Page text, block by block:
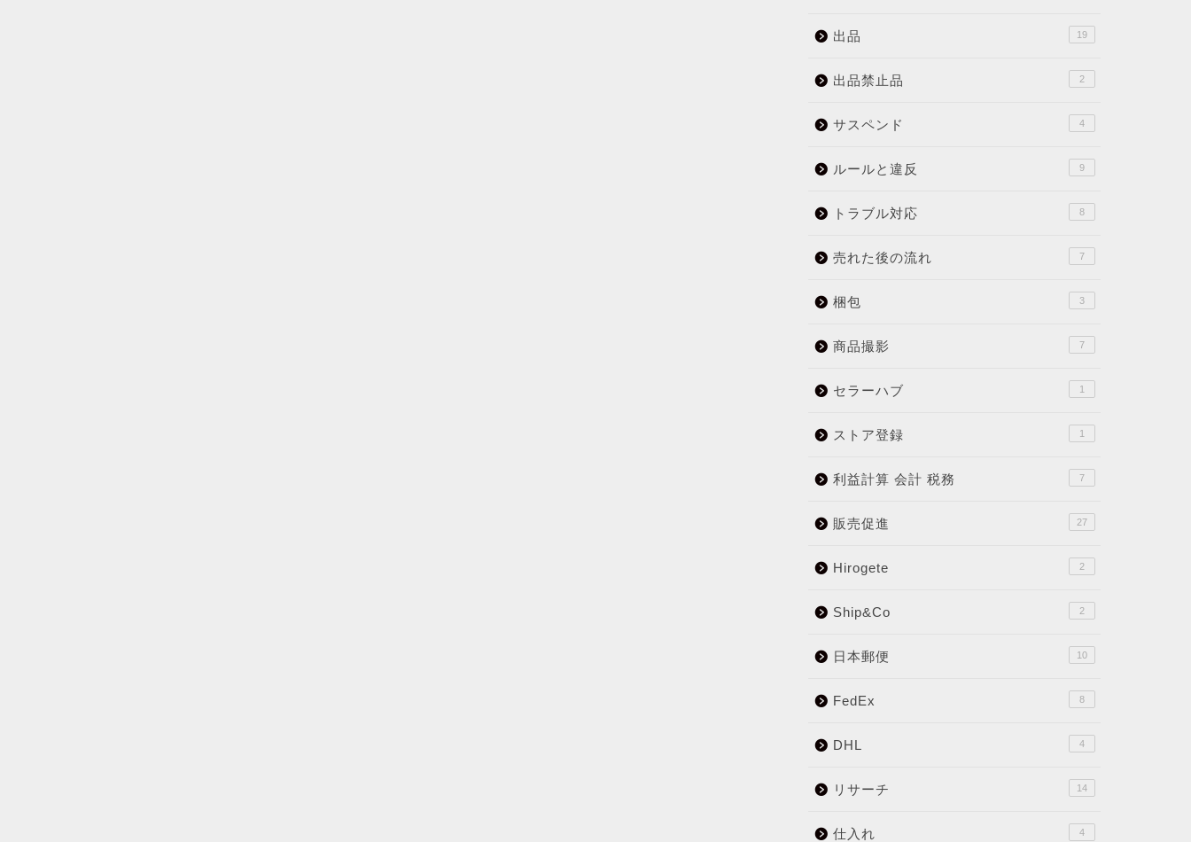
出品 19
出品禁止品 2
サスペンド 4
ルールと違反 9
トラブル対応 8
売れた後の流れ 7
梱包 3
商品撮影 7
セラーハブ 1
ストア登録 1
利益計算 会計 税務 7
販売促進 27
Hirogete 2
Ship&Co 2
日本郵便 10
FedEx 8
DHL 4
リサーチ 14
仕入れ 4